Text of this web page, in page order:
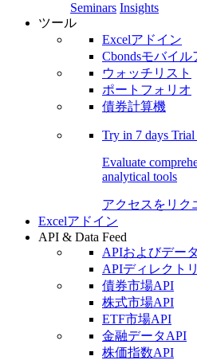
Seminars Insights
ツール
Excelアドイン
Cbondsモバイル
ウォッチリスト
ポートフォリオ
債券計算機
Try in 7 days Trial
Evaluate
analytical tools
アクセスをリク
Excelアドイン
API & Data Feed
APIおよびデー
APIディレクトリ
債券市場API
株式市場API
ETF市場API
金融データAPI
株価指数API